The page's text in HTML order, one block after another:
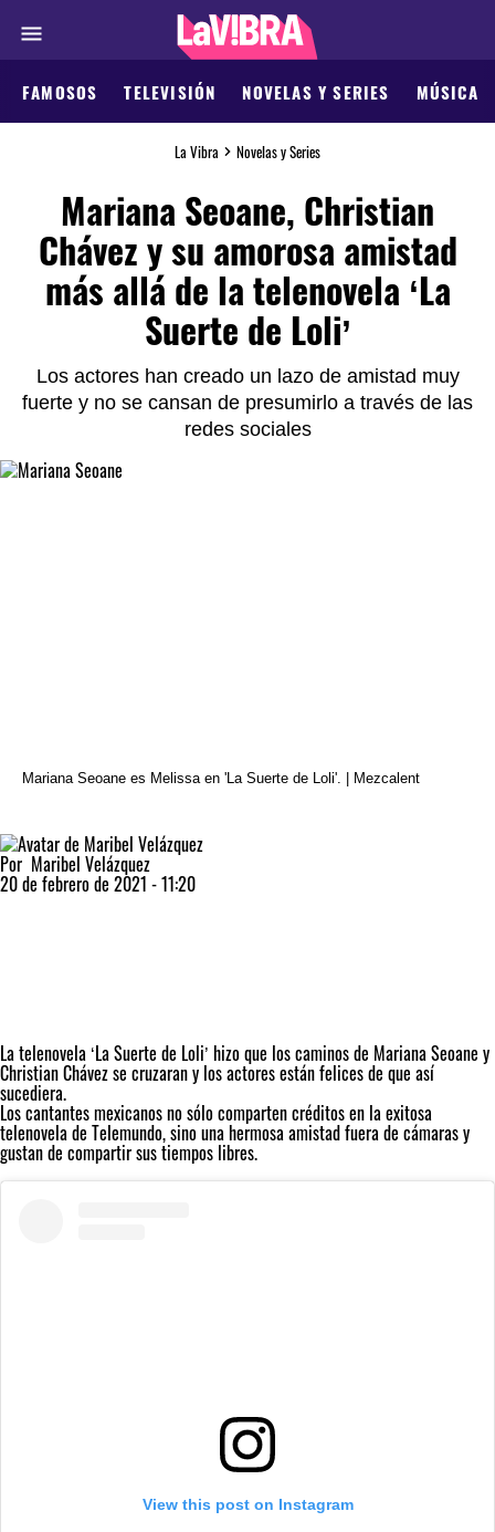
FAMOSOS TELEVISIÓN NOVELAS Y SERIES MÚSICA
La Vibra Novelas y Series
Mariana Seoane, Christian
Chávez y su amorosa amistad
más allá de la telenovela ‘La
Suerte de Loli’
Los actores han creado un lazo de amistad muy
fuerte y no se cansan de presumirlo a través de las
redes sociales
Mariana Seoane es Melissa en 'La Suerte de Loli'. | Mezcalent
Por Maribel Velázquez
20 de febrero de 2021 - 11:20
La telenovela ‘La Suerte de Loli’ hizo que los caminos de Mariana Seoane y
Christian Chávezse cruzaran y los actores están felices de que así
sucediera.
Los cantantes mexicanos no sólo comparten créditos en la exitosa
telenovela de Telemundo, sino una hermosa amistad fuera de cámaras y
gustan de compartir sus tiempos libres.
View this post on Instagram